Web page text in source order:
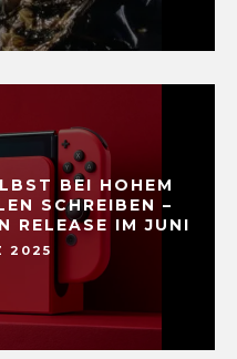
BEI HOHEM
SCHREIBEN –
RELEASE IM JUNI
2025